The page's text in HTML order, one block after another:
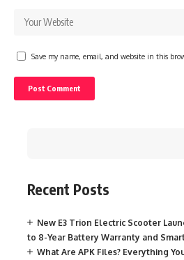
Save my name, email, and website in this
Recent Posts
New E3 Trion Electric Scooter
to 8-Year Battery Warranty and
What Are APK Files? Everything